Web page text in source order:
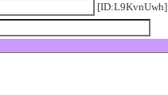
[ID:L9KvnUwh]